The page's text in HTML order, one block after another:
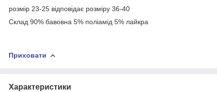
розмір 23-25 відповідає розміру 36-40
Склад 90% бавовна 5% поліамід 5% лайкра
Приховати
Характеристики